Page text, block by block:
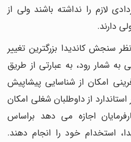
لازم را نداشته باشند ولی از
دارند.
سنجش کاندیدا بزرگترین تغییر
به شمار رود، به عبارتی از طریق
امکان از شناسایی پیشاپیش
از داوطلبان شغلی امکان
اجازه می دهد براساس
استخدام خود را انجام دهند.